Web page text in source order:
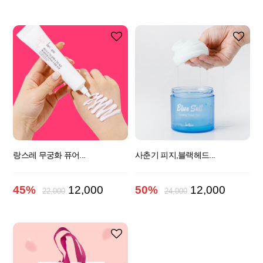
랑스레 무궁화 퓨어...
45% 22,000 12,000
사춘기 피지,블랙헤드...
50% 24,000 12,000